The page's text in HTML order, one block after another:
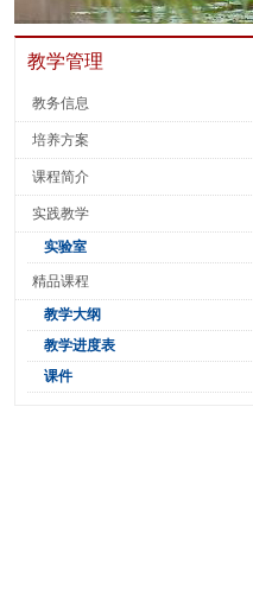
教学管理
教务信息
培养方案
课程简介
实践教学
实验室
精品课程
教学大纲
教学进度表
课件